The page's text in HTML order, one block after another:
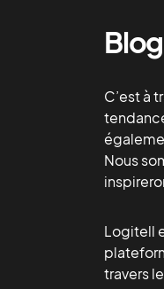
C’est à
Nous
Logitell
travers